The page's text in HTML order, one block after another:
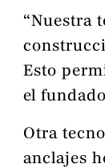
“Nuestra
Esto
el
Otra
anclajes